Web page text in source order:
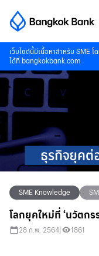
เว็บไซต์นี้มีเนื้อหาสำหรับ SME โ
ได้ที่ bangkokbank.com
SME Knowledge
โลกยุคใหม่ที่ ‘นวัตกร
28 ก.พ. 2564 1861